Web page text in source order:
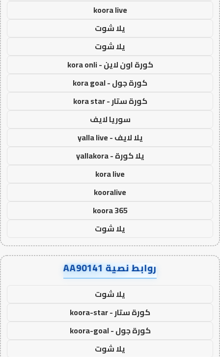
koora live
يلا شوت
يلا شوت
كورة اون لاين - kora onli
كورة جول - kora goal
كورة ستار - kora star
سوريا لايف
يلا لايف - yalla live
يلا كورة - yallakora
kora live
kooralive
koora 365
يلا شوت
روابط نصية AA90141
يلا شوت
كورة ستار - koora-star
كورة جول - koora-goal
يلا شوت